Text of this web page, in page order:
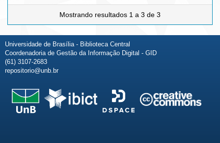
Mostrando resultados 1 a 3 de 3
Universidade de Brasília - Biblioteca Central
Coordenadoria de Gestão da Informação Digital - GID
(61) 3107-2683
repositorio@unb.br